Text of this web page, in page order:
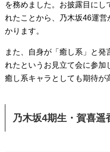
を務めました。お披露目にし
れたことから、乃木坂46運
かります。
また、自身が「癒し系」と発
れたというお見立て会に参加
癒し系キャラとしても期待が
乃木坂4期生・賀喜遥